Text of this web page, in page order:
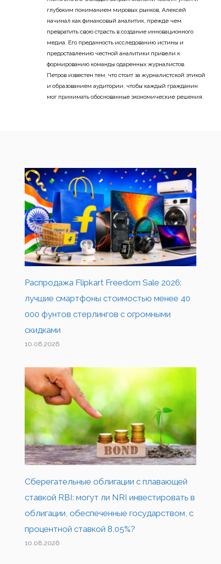
глубоким пониманием мировых рынков, Алексей
начинал как финансовый аналитик, прежде чем
превратить свою страсть в создание инновационного
медиа. Его преданность исследованию истины и
предоставлению честной аналитики привели к
формированию команды одаренных журналистов.
Петров известен тем, что стоит за журналистской этикой
и образованием аудитории, чтобы каждый гражданин
мог принимать обоснованные экономические решения.
Распродажа Flipkart Freedom Sale 2026:
лучшие смартфоны стоимостью менее 40
000 фунтов стерлингов с огромными
скидками
10.08.2026
Сберегательные облигации с плавающей
ставкой RBI: могут ли NRI инвестировать в
облигации, обеспеченные государством, с
процентной ставкой 8,05%?
10.08.2026